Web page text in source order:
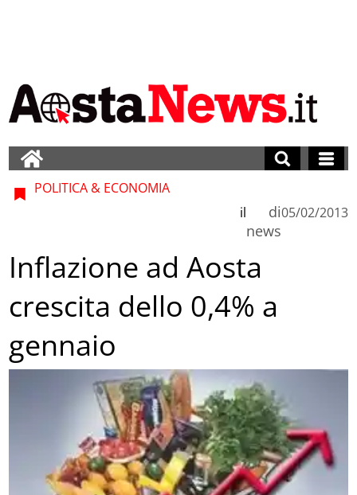
POLITICA & ECONOMIA
di
news
il 05/02/2013
Inflazione ad Aosta
crescita dello 0,4% a
gennaio